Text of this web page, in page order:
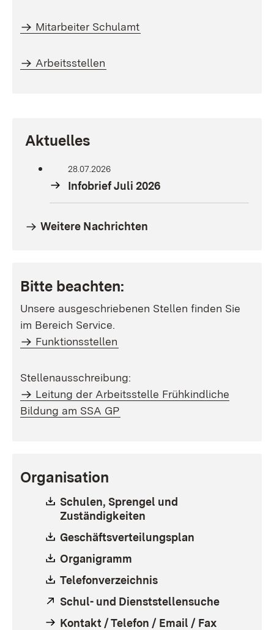
Mitarbeiter Schulamt
Arbeitsstellen
Aktuelles
28.07.2026
Infobrief Juli 2026
Weitere Nachrichten
Bitte beachten:
Unsere ausgeschriebenen Stellen finden Sie
im Bereich Service.
Funktionsstellen
Stellenausschreibung:
Leitung der Arbeitsstelle Frühkindliche
Bildung am SSA GP
Organisation
Download:
Schulen, Sprengel und
Zuständigkeiten
Download:
Geschäftsverteilungsplan
Download:
Organigramm
Download:
Telefonverzeichnis
Extern:
Schul- und Dienststellensuche
Kontakt / Telefon / Email / Fax